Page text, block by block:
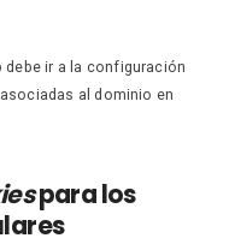
ir a la configuración
al dominio en
para los